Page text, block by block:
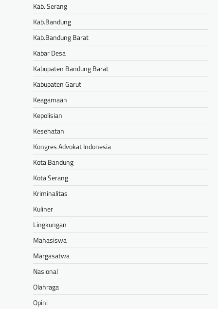
Kab. Serang
Kab.Bandung
Kab.Bandung Barat
Kabar Desa
Kabupaten Bandung Barat
Kabupaten Garut
Keagamaan
Kepolisian
Kesehatan
Kongres Advokat Indonesia
Kota Bandung
Kota Serang
Kriminalitas
Kuliner
Lingkungan
Mahasiswa
Margasatwa
Nasional
Olahraga
Opini